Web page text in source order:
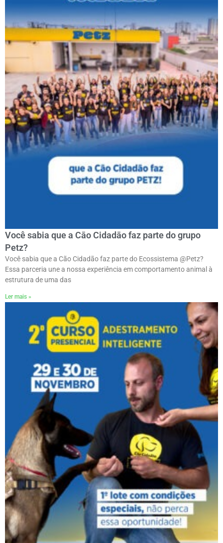
Você sabia que a Cāo Cidadāo faz parte do grupo
Petz?
Você sabia que a Cão Cidadão faz parte do Ecossistema @Petz?
Essa parceria une a nossa experiência em comportamento animal à
estrutura de uma das
Ler mais »